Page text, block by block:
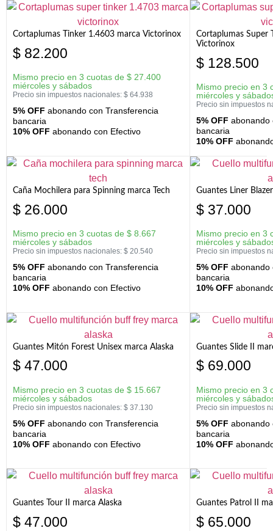
Cortaplumas Tinker 1.4603 marca Victorinox
$ 82.200
Mismo precio en 3 cuotas de $ 27.400
miércoles y sábados
Precio sin impuestos nacionales: $ 64.938
5% OFF abonando con Transferencia
bancaria
10% OFF abonando con Efectivo
Cortaplumas Super
Victorinox
$ 128.500
Mismo precio en 3
miércoles y
Precio sin impuestos
5% OFF abonando
bancaria
10% OFF
Caña Mochilera para Spinning marca Tech
$ 26.000
Mismo precio en 3 cuotas de $ 8.667
miércoles y sábados
Precio sin impuestos nacionales: $ 20.540
5% OFF abonando con Transferencia
bancaria
10% OFF abonando con Efectivo
Guantes Liner
$ 37.000
Mismo precio en 3
miércoles y
Precio sin impuestos
5% OFF abonando
bancaria
10% OFF
Guantes Mitón Forest Unisex marca Alaska
$ 47.000
Mismo precio en 3 cuotas de $ 15.667
miércoles y sábados
Precio sin impuestos nacionales: $ 37.130
5% OFF abonando con Transferencia
bancaria
10% OFF abonando con Efectivo
Guantes Slide II
$ 69.000
Mismo precio en 3
miércoles y
Precio sin impuestos
5% OFF abonando
bancaria
10% OFF
Guantes Tour II marca Alaska
$ 47.000
Guantes Patrol II
$ 65.000